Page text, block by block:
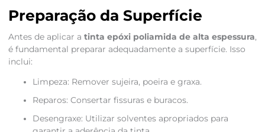
Preparação da Superfície
Antes de aplicar a tinta epóxi poliamida de alta espessura,
é fundamental preparar adequadamente a superfície. Isso
inclui:
Limpeza: Remover sujeira, poeira e graxa.
Reparos: Consertar fissuras e buracos.
Desengraxe: Utilizar solventes apropriados para